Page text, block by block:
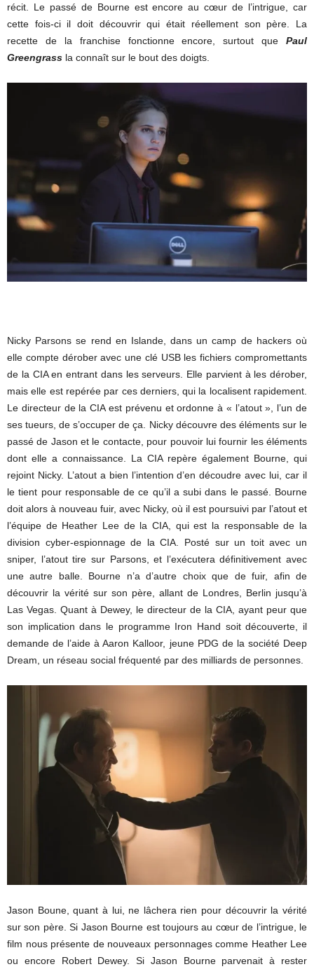
récit. Le passé de Bourne est encore au cœur de l’intrigue, car
cette fois-ci il doit découvrir qui était réellement son père. La
recette de la franchise fonctionne encore, surtout que Paul
Greengrass la connaît sur le bout des doigts.
Nicky Parsons se rend en Islande, dans un camp de hackers où
elle compte dérober avec une clé USB les fichiers compromettants
de la CIA en entrant dans les serveurs. Elle parvient à les dérober,
mais elle est repérée par ces derniers, qui la localisent rapidement.
Le directeur de la CIA est prévenu et ordonne à « l’atout », l’un de
ses tueurs, de s’occuper de ça. Nicky découvre des éléments sur le
passé de Jason et le contacte, pour pouvoir lui fournir les éléments
dont elle a connaissance. La CIA repère également Bourne, qui
rejoint Nicky. L’atout a bien l’intention d’en découdre avec lui, car il
le tient pour responsable de ce qu’il a subi dans le passé. Bourne
doit alors à nouveau fuir, avec Nicky, où il est poursuivi par l’atout et
l’équipe de Heather Lee de la CIA, qui est la responsable de la
division cyber-espionnage de la CIA. Posté sur un toit avec un
sniper, l’atout tire sur Parsons, et l’exécutera définitivement avec
une autre balle. Bourne n’a d’autre choix que de fuir, afin de
découvrir la vérité sur son père, allant de Londres, Berlin jusqu’à
Las Vegas. Quant à Dewey, le directeur de la CIA, ayant peur que
son implication dans le programme Iron Hand soit découverte, il
demande de l’aide à Aaron Kalloor, jeune PDG de la société Deep
Dream, un réseau social fréquenté par des milliards de personnes.
Jason Boune, quant à lui, ne lâchera rien pour découvrir la vérité
sur son père. Si Jason Bourne est toujours au cœur de l’intrigue, le
film nous présente de nouveaux personnages comme Heather Lee
ou encore Robert Dewey. Si Jason Bourne parvenait à rester